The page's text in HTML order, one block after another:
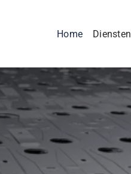
Home Diensten